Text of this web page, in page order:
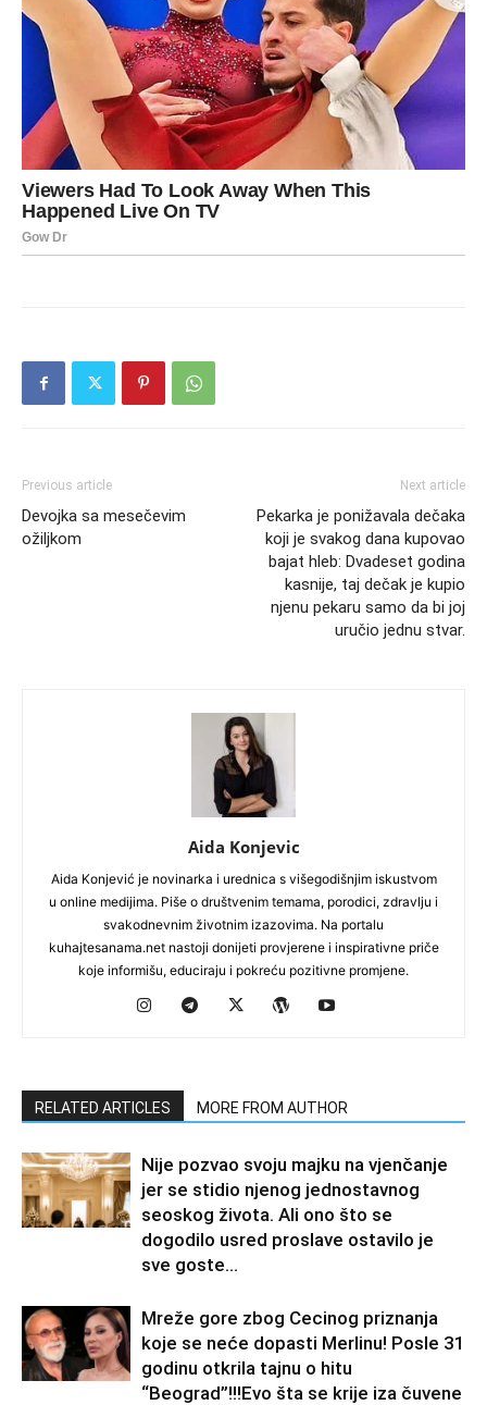
Previous article
Devojka sa mesečevim
ožiljkom
Next article
Pekarka je ponižavala dečaka
koji je svakog dana kupovao
bajat hleb: Dvadeset godina
kasnije, taj dečak je kupio
njenu pekaru samo da bi joj
uručio jednu stvar.
Aida Konjevic
Aida Konjević je novinarka i urednica s višegodišnjim iskustvom
u online medijima. Piše o društvenim temama, porodici, zdravlju i
svakodnevnim životnim izazovima. Na portalu
kuhajtesanama.net nastoji donijeti provjerene i inspirativne priče
koje informišu, educiraju i pokreću pozitivne promjene.
RELATED ARTICLES MORE FROM AUTHOR
Nije pozvao svoju majku na vjenčanje
jer se stidio njenog jednostavnog
seoskog života. Ali ono što se
dogodilo usred proslave ostavilo je
sve goste...
Mreže gore zbog Cecinog priznanja
koje se neće dopasti Merlinu! Posle 31
godinu otkrila tajnu o hitu
“Beograd”!!!Evo šta se krije iza čuvene